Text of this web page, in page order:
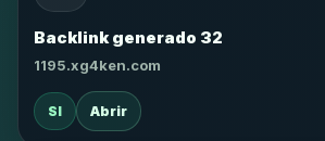
Backlink generado 32
1195.xg4ken.com
SI Abrir